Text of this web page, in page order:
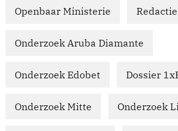
Openbaar Ministerie
Onderzoek Aruba Diamante
Onderzoek Edobet Dossier
Onderzoek Mitte Onderzoek